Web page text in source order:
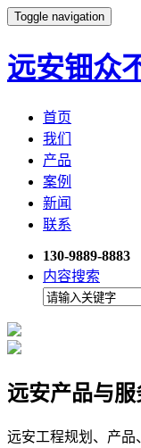
Toggle navigation
远安钿众
首页
我们
产品
案例
新闻
联系
130-9889-8883
内容搜索
远安产品与服
远安工程规划、产品